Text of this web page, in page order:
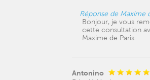
Réponse de Maxime
Bonjour, je vous
cette consultation
Maxime de Paris.
Antonino